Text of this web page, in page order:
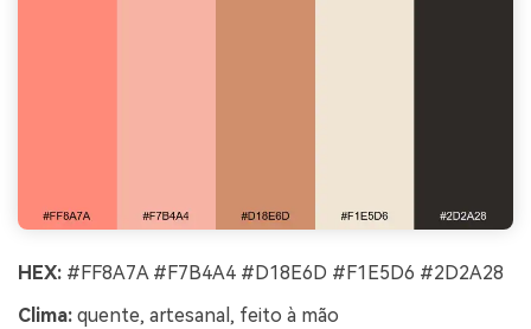
HEX: #FF8A7A #F7B4A4 #D18E6D #F1E5D6 #2D2A28
Clima: quente, artesanal, feito à mão